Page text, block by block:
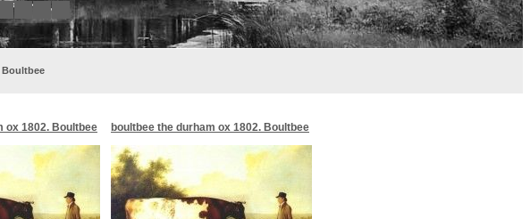
8
Boultbee
ox 1802. Boultbee boultbee the durham ox 1802. Boultbee